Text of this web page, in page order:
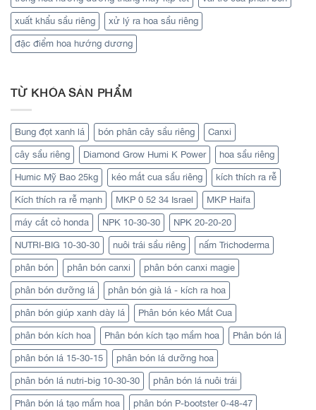
xuất khẩu sầu riêng xử lý ra hoa sầu riêng
đặc điểm hoa hướng dương
TỪ KHÓA SẢN PHẨM
Bung đọt xanh lá bón phân cây sầu riêng Canxi
cây sầu riêng Diamond Grow Humi K Power hoa sầu riêng
Humic Mỹ Bao 25kg kéo mắt cua sầu riêng kích thích ra rễ
Kích thích ra rễ mạnh MKP 0 52 34 Israel MKP Haifa
máy cắt cỏ honda NPK 10-30-30 NPK 20-20-20
NUTRI-BIG 10-30-30 nuôi trái sầu riêng nấm Trichoderma
phân bón phân bón canxi phân bón canxi magie
phân bón dưỡng lá phân bón già lá - kích ra hoa
phân bón giúp xanh dày lá Phân bón kéo Mắt Cua
phân bón kích hoa Phân bón kích tạo mầm hoa Phân bón lá
phân bón lá 15-30-15 phân bón lá dưỡng hoa
phân bón lá nutri-big 10-30-30 phân bón lá nuôi trái
Phân bón lá tạo mầm hoa phân bón P-bootster 0-48-47